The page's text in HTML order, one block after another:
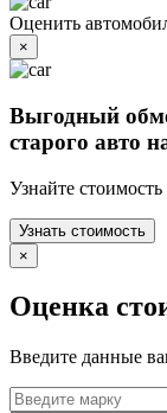
Оценить
×
Выгодный
старого авто
Узнайте
Узнать стоимость
×
Оценка
Введите данные